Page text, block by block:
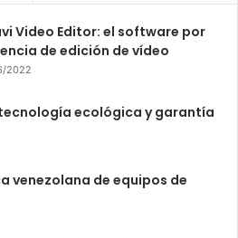
Video Editor: el software por
de edición de vídeo
2022
ecológica y garantía
venezolana de equipos de